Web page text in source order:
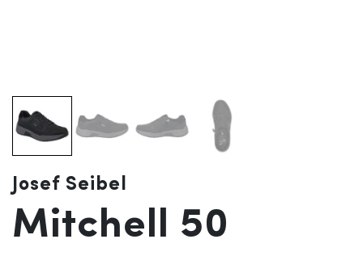
Josef Seibel
Mitchell 50